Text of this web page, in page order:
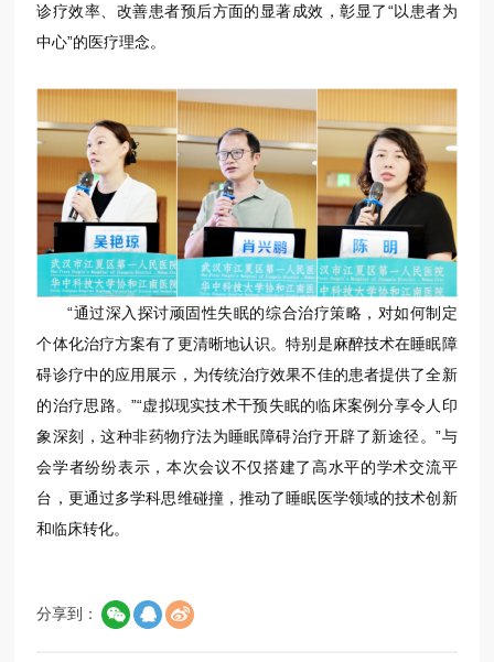
诊疗效率、改善患者预后方面的显著成效，彰显了“以患者为
中心”的医疗理念。
“通过深入探讨顽固性失眠的综合治疗策略，对如何制定
个体化治疗方案有了更清晰地认识。特别是麻醉技术在睡眠障
碍诊疗中的应用展示，为传统治疗效果不佳的患者提供了全新
的治疗思路。”“虚拟现实技术干预失眠的临床案例分享令人印
象深刻，这种非药物疗法为睡眠障碍治疗开辟了新途径。”与
会学者纷纷表示，本次会议不仅搭建了高水平的学术交流平
台，更通过多学科思维碰撞，推动了睡眠医学领域的技术创新
和临床转化。
分享到：